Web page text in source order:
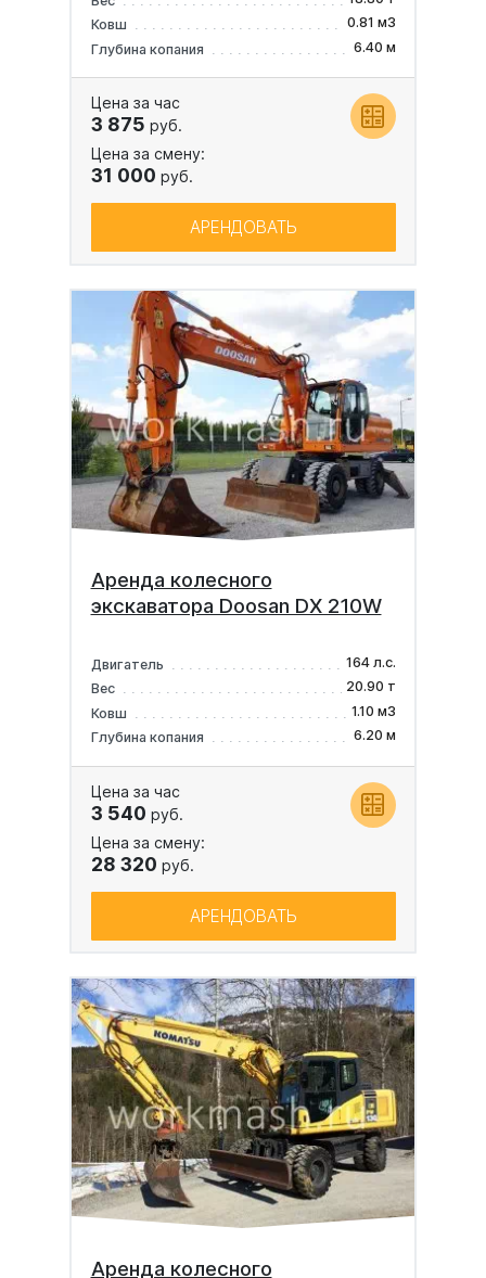
Ковш
0.81 м3
Глубина копания
6.40 м
Цена за час
3 875 руб.
Цена за смену:
31 000 руб.
АРЕНДОВАТЬ
Аренда колесного
экскаватора Doosan DX 210W
Двигатель
164 л.с.
Вес
20.90 т
Ковш
1.10 м3
Глубина копания
6.20 м
Цена за час
3 540 руб.
Цена за смену:
28 320 руб.
АРЕНДОВАТЬ
Аренда колесного